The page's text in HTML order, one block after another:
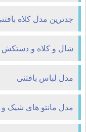
جدترین مدل کلاه
شال و کلاه و دستکش
مدل لباس بافتنی
مدل مانتو های شیک و